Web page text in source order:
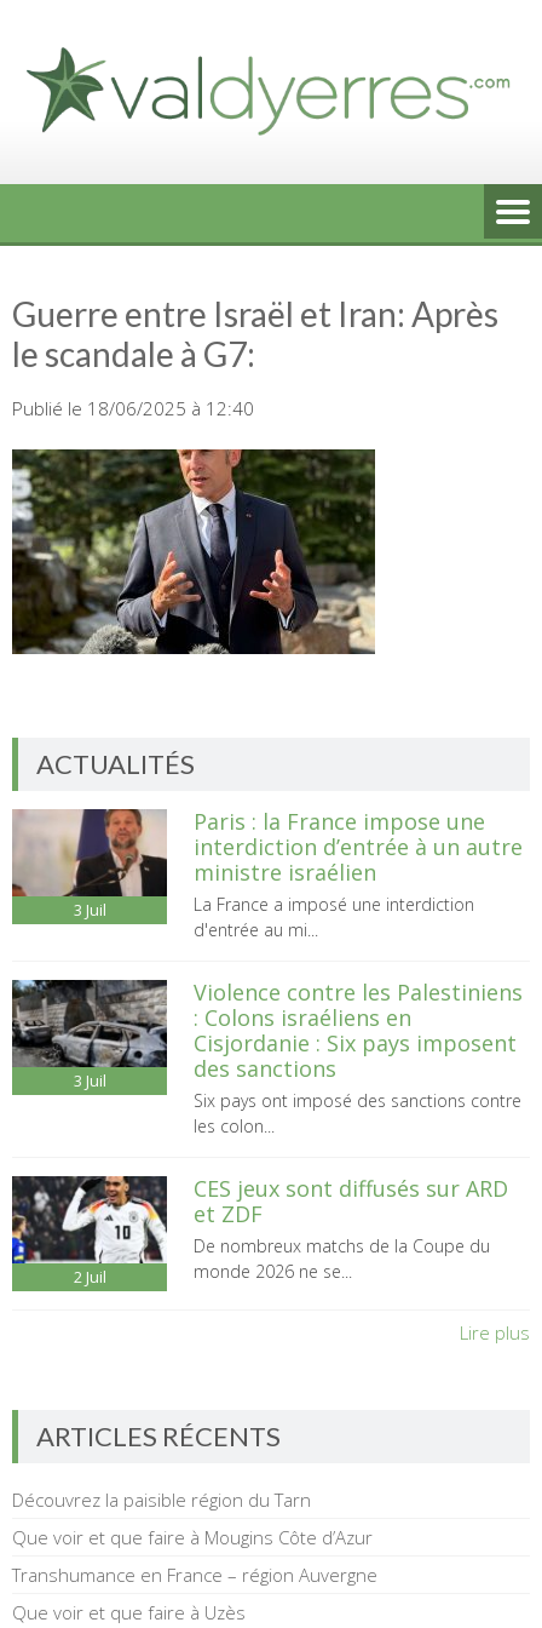
content
Guerre entre Israël et Iran: Après
le scandale à G7:
Publié le 18/06/2025 à 12:40
ACTUALITÉS
3 Juil
Paris : la France impose une
interdiction d’entrée à un autre
ministre israélien
La France a imposé une interdiction
d'entrée au mi...
3 Juil
Violence contre les Palestiniens
: Colons israéliens en
Cisjordanie : Six pays imposent
des sanctions
Six pays ont imposé des sanctions contre
les colon...
2 Juil
CES jeux sont diffusés sur ARD
et ZDF
De nombreux matchs de la Coupe du
monde 2026 ne se...
Lire plus
ARTICLES RÉCENTS
Découvrez la paisible région du Tarn
Que voir et que faire à Mougins Côte d’Azur
Transhumance en France – région Auvergne
Que voir et que faire à Uzès